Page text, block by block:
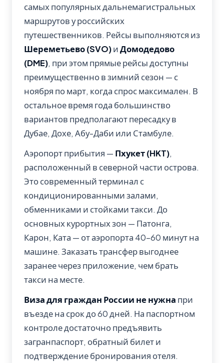
самых популярных дальнемагистральных
маршрутов у российских
путешественников. Рейсы выполняются из
Шереметьево (SVO)иДомодедово
(DME), при этом прямые рейсы доступны
преимущественно в зимний сезон — с
ноября по март, когда спрос максимален. В
остальное время года большинство
вариантов предполагают пересадку в
Дубае, Дохе, Абу-Даби или Стамбуле.
Аэропорт прибытия — Пхукет (HKT),
расположенный в северной части острова.
Это современный терминал с
кондиционированными залами,
обменниками и стойками такси. До
основных курортных зон — Патонга,
Карон, Ката — от аэропорта 40–60 минут на
машине. Заказать трансфер выгоднее
заранее через приложение, чем брать
такси на месте.
Виза для граждан России не нужна при
въезде на срок до 60 дней. На паспортном
контроле достаточно предъявить
загранпаспорт, обратный билет и
подтверждение бронирования отеля.